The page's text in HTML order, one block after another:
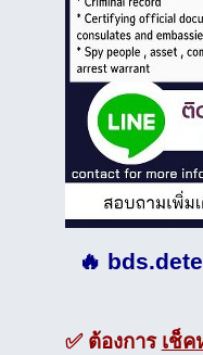
🔥
✅ ต้องการ เช็ค